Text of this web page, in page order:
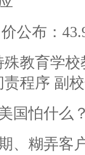
公布：
殊教育学
程序 副
国怕什么
、糊弄客